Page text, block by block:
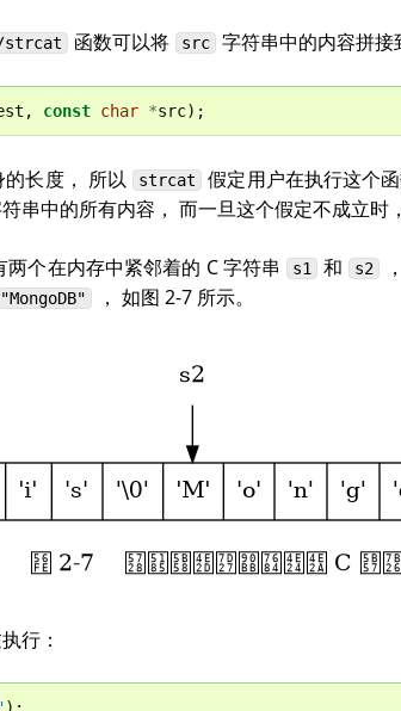
strcat 函数可以将 src 字符串中的内容拼接
, const char *src);
长度， 所以 strcat 假定用户在执行这个
串中的所有内容， 而一旦这个假定不成立时
个在内存中紧邻着的 C 字符串 s1 和 s2
"MongoDB" ， 如图 2-7 所示。
行：